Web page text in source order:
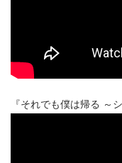
『それでも僕は帰る ～